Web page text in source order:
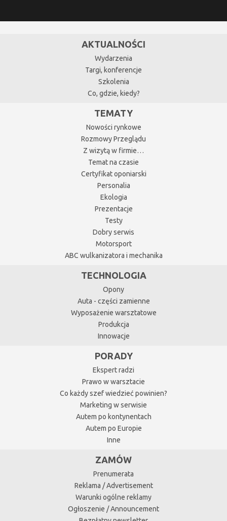
AKTUALNOŚCI
Wydarzenia
Targi, konferencje
Szkolenia
Co, gdzie, kiedy?
TEMATY
Nowości rynkowe
Rozmowy Przeglądu
Z wizytą w firmie…
Temat na czasie
Certyfikat oponiarski
Personalia
Ekologia
Prezentacje
Testy
Dobry serwis
Motorsport
ABC wulkanizatora i mechanika
TECHNOLOGIA
Opony
Auta - części zamienne
Wyposażenie warsztatowe
Produkcja
Innowacje
PORADY
Ekspert radzi
Prawo w warsztacie
Co każdy szef wiedzieć powinien?
Marketing w serwisie
Autem po kontynentach
Autem po Europie
Inne
ZAMÓW
Prenumerata
Reklama / Advertisement
Warunki ogólne reklamy
Ogłoszenie / Announcement